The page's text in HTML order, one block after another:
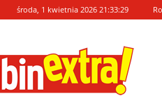
środa, 1 kwietnia 2026 21:33:29